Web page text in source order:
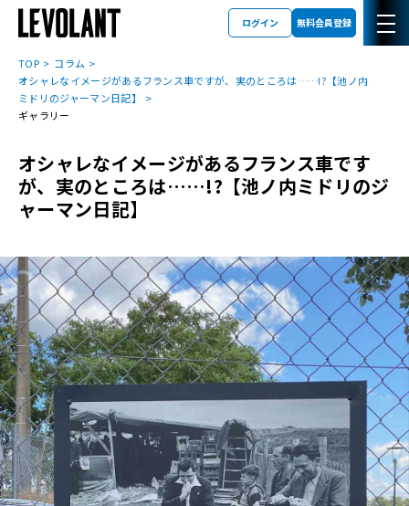
ログイン 無料会員登録
TOP
コラム
オシャレなイメージがあるフランス車ですが、実のところは……!?【池ノ内
ミドリのジャーマン日記】
ギャラリー
オシャレなイメージがあるフランス車です
が、実のところは……!?【池ノ内ミドリのジ
ャーマン日記】